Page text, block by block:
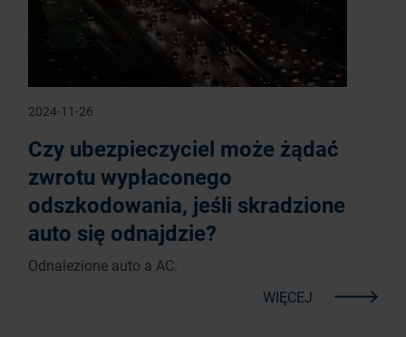
2024-11-26
Czy ubezpieczyciel może żądać
zwrotu wypłaconego
odszkodowania, jeśli skradzione
auto się odnajdzie?
Odnalezione auto a AC.
WIĘCEJ